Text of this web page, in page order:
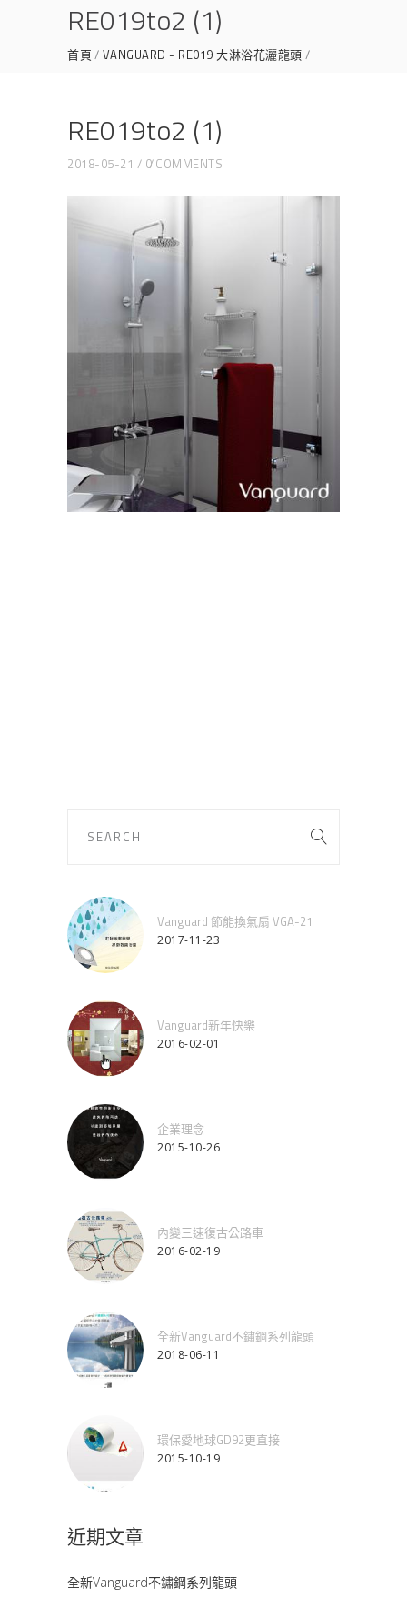
RE019to2 (1)
首頁
VANGUARD - RE019 大淋浴花灑龍頭
RE019to2 (1)
2018-05-21 0 COMMENTS
Vanguard 節能換氣扇 VGA-21
2017-11-23
Vanguard新年快樂
2016-02-01
企業理念
2015-10-26
內變三速復古公路車
2016-02-19
全新Vanguard不鏽鋼系列龍頭
2018-06-11
環保愛地球GD92更直接
2015-10-19
近期文章
全新Vanguard不鏽鋼系列龍頭